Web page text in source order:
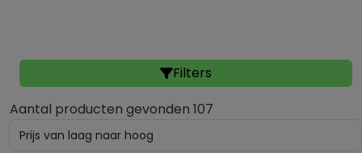
Filters
Aantal producten gevonden 107